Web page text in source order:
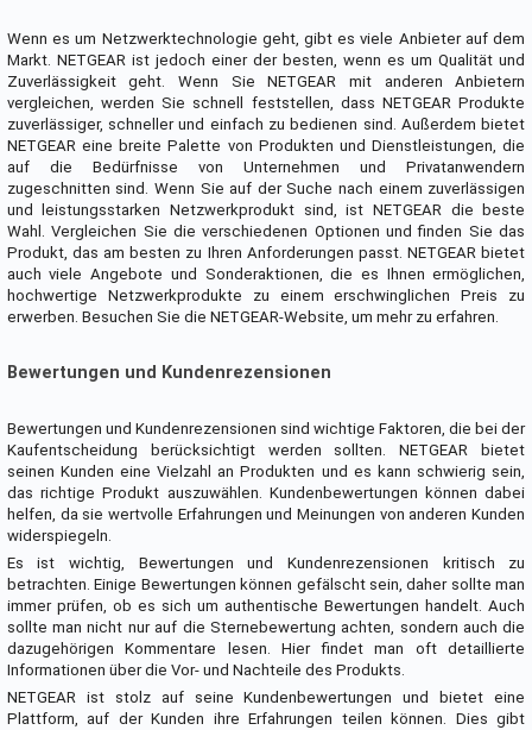
Wenn es um Netzwerktechnologie geht, gibt es viele Anbieter auf dem
Markt. NETGEAR ist jedoch einer der besten, wenn es um Qualität und
Zuverlässigkeit geht. Wenn Sie NETGEAR mit anderen Anbietern
vergleichen, werden Sie schnell feststellen, dass NETGEAR Produkte
zuverlässiger, schneller und einfach zu bedienen sind. Außerdem bietet
NETGEAR eine breite Palette von Produkten und Dienstleistungen, die
auf die Bedürfnisse von Unternehmen und Privatanwendern
zugeschnitten sind. Wenn Sie auf der Suche nach einem zuverlässigen
und leistungsstarken Netzwerkprodukt sind, ist NETGEAR die beste
Wahl. Vergleichen Sie die verschiedenen Optionen und finden Sie das
Produkt, das am besten zu Ihren Anforderungen passt. NETGEAR bietet
auch viele Angebote und Sonderaktionen, die es Ihnen ermöglichen,
hochwertige Netzwerkprodukte zu einem erschwinglichen Preis zu
erwerben. Besuchen Sie die NETGEAR-Website, um mehr zu erfahren.
Bewertungen und Kundenrezensionen
Bewertungen und Kundenrezensionen sind wichtige Faktoren, die bei der
Kaufentscheidung berücksichtigt werden sollten. NETGEAR bietet
seinen Kunden eine Vielzahl an Produkten und es kann schwierig sein,
das richtige Produkt auszuwählen. Kundenbewertungen können dabei
helfen, da sie wertvolle Erfahrungen und Meinungen von anderen Kunden
widerspiegeln.
Es ist wichtig, Bewertungen und Kundenrezensionen kritisch zu
betrachten. Einige Bewertungen können gefälscht sein, daher sollte man
immer prüfen, ob es sich um authentische Bewertungen handelt. Auch
sollte man nicht nur auf die Sternebewertung achten, sondern auch die
dazugehörigen Kommentare lesen. Hier findet man oft detaillierte
Informationen über die Vor- und Nachteile des Produkts.
NETGEAR ist stolz auf seine Kundenbewertungen und bietet eine
Plattform, auf der Kunden ihre Erfahrungen teilen können. Dies gibt